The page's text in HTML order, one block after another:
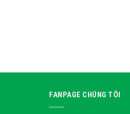
FANPAGE CHÚNG TÔI